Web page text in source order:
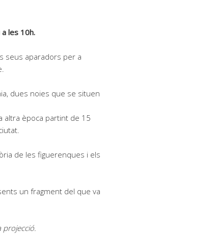
a les 10h.
seus aparadors per a
dues noies que se situen
altra època partint de 15
de les figuerenques i els
un fragment del que va
projecció.